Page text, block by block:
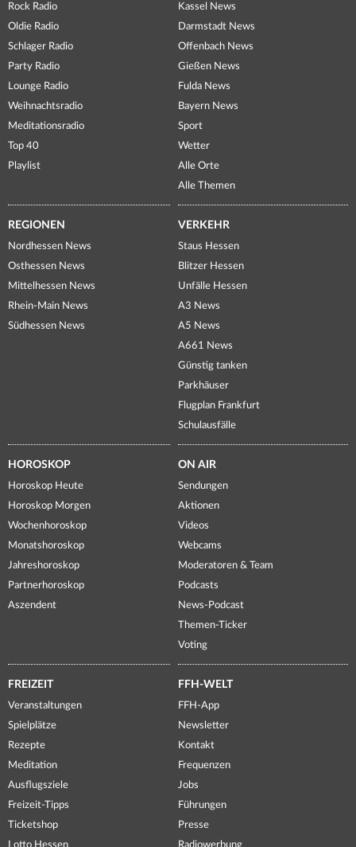
Rock Radio
Oldie Radio
Schlager Radio
Party Radio
Lounge Radio
Weihnachtsradio
Meditationsradio
Top 40
Playlist
Kassel News
Darmstadt News
Offenbach News
Gießen News
Fulda News
Bayern News
Sport
Wetter
Alle Orte
Alle Themen
REGIONEN
Nordhessen News
Osthessen News
Mittelhessen News
Rhein-Main News
Südhessen News
VERKEHR
Staus Hessen
Blitzer Hessen
Unfälle Hessen
A3 News
A5 News
A661 News
Günstig tanken
Parkhäuser
Flugplan Frankfurt
Schulausfälle
HOROSKOP
Horoskop Heute
Horoskop Morgen
Wochenhoroskop
Monatshoroskop
Jahreshoroskop
Partnerhoroskop
Aszendent
ON AIR
Sendungen
Aktionen
Videos
Webcams
Moderatoren & Team
Podcasts
News-Podcast
Themen-Ticker
Voting
FREIZEIT
Veranstaltungen
Spielplätze
Rezepte
Meditation
Ausflugsziele
Freizeit-Tipps
Ticketshop
Lotto Hessen
FFH-WELT
FFH-App
Newsletter
Kontakt
Frequenzen
Jobs
Führungen
Presse
Radiowerbung